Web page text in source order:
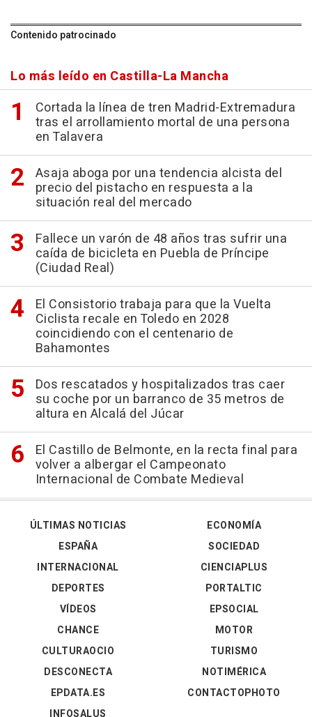
Contenido patrocinado
Lo más leído en Castilla-La Mancha
Cortada la línea de tren Madrid-Extremadura
tras el arrollamiento mortal de una persona
en Talavera
Asaja aboga por una tendencia alcista del
precio del pistacho en respuesta a la
situación real del mercado
Fallece un varón de 48 años tras sufrir una
caída de bicicleta en Puebla de Príncipe
(Ciudad Real)
El Consistorio trabaja para que la Vuelta
Ciclista recale en Toledo en 2028
coincidiendo con el centenario de
Bahamontes
Dos rescatados y hospitalizados tras caer
su coche por un barranco de 35 metros de
altura en Alcalá del Júcar
El Castillo de Belmonte, en la recta final para
volver a albergar el Campeonato
Internacional de Combate Medieval
ÚLTIMAS NOTICIAS
ESPAÑA
INTERNACIONAL
DEPORTES
VÍDEOS
ECONOMÍA
SOCIEDAD
CIENCIAPLUS
PORTALTIC
EPSOCIAL
CHANCE
CULTURAOCIO
DESCONECTA
EPDATA.ES
INFOSALUS
MOTOR
TURISMO
NOTIMÉRICA
CONTACTOPHOTO